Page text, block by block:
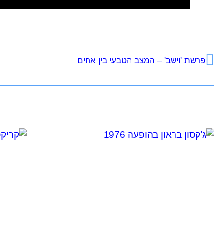
פרשת 'וישב' – המצב הטבעי בין אחים